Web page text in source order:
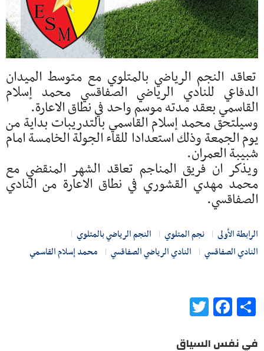
تعاقد النجم الرياضي بالمتلوي مع متوسط الميدان
الدفاعي للنادي الرياضي الصفاقسي محمد إسلام
القاسمي بعقد مدته موسم واحد في نطاق الاعارة.
وسيلتحق محمد إسلام القاسمي بالتدريبات بداية من
يوم الجمعة وذلك استعدادا للقاء الجولة الخامسة امام
شبيبة العمران.
ويذكر ان فريق المناجم تعاقد الشهر المنقضي مع
محمد مهدي القشوري في نطاق الاعارة من النادي
الصفاقسي.
الرابطة الأولى نجم المتلوي
النجم الرياضي بالمتلوي
النادي الصفاقسي
النادي الرياضي الصفاقسي محمد إسلام القاسمي
Share
Facebook
في نفس السياق